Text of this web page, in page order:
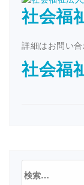
社会福
詳細はお問い
社会福
索: